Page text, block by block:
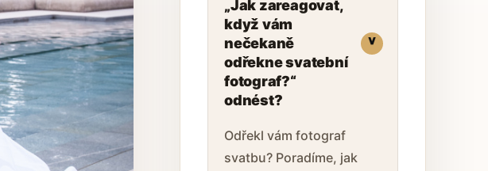
„Jak zareagovat,
když vám
nečekaně
odřekne svatební
fotograf?“
odnést?
Odřekl vám fotograf
svatbu? Poradíme, jak